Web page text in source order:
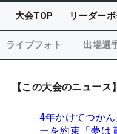
大会TOP リーダー
ライブフォト 出場選
【この大会のニュース】
4年かけてつか
ーを約束「夢は